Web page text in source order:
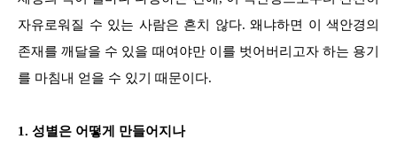
자유로워질 수 있는 사람은 흔치 않다. 왜냐하면 이 색안경의
존재를 깨달을 수 있을 때여야만 이를 벗어버리고자 하는 용기
를 마침내 얻을 수 있기 때문이다.
1. 성별은 어떻게 만들어지나